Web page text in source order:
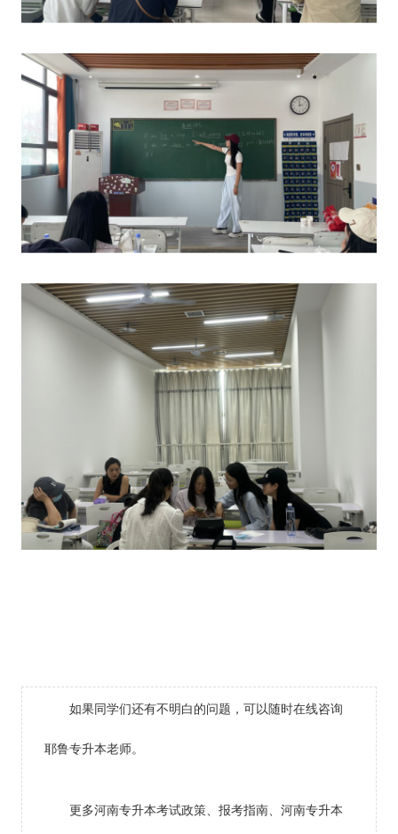
如果同学们还有不明白的问题，可以随时在线咨询
耶鲁专升本老师。
更多河南专升本考试政策、报考指南、河南专升本